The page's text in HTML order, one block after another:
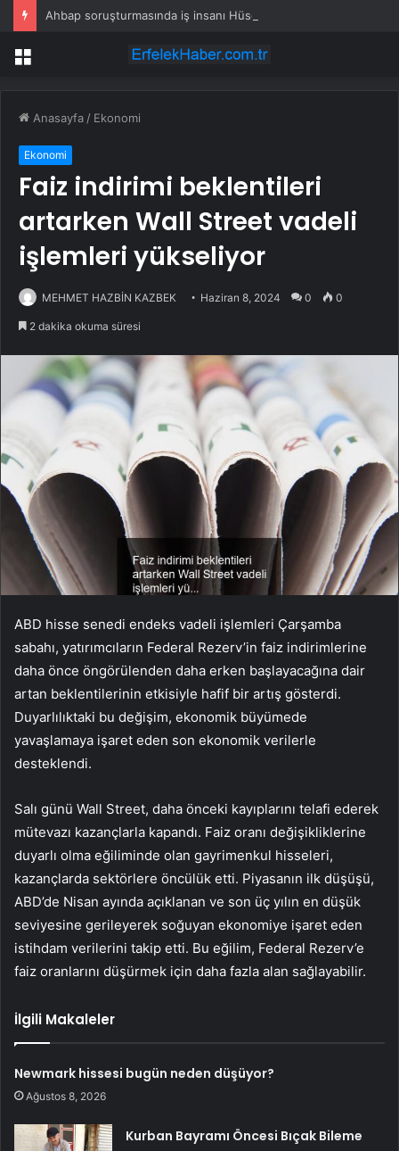
Menü
Anasayfa / Ekonomi
Ekonomi
Faiz indirimi beklentileri
artarken Wall Street vadeli
işlemleri yükseliyor
MEHMET HAZBİN KAZBEK Haziran 8, 2024 0 0
2 dakika okuma süresi
ABD hisse senedi endeks vadeli işlemleri Çarşamba
sabahı, yatırımcıların Federal Rezerv’in faiz indirimlerine
daha önce öngörülenden daha erken başlayacağına dair
artan beklentilerinin etkisiyle hafif bir artış gösterdi.
Duyarlılıktaki bu değişim, ekonomik büyümede
yavaşlamaya işaret eden son ekonomik verilerle
desteklendi.
Salı günü Wall Street, daha önceki kayıplarını telafi ederek
mütevazı kazançlarla kapandı. Faiz oranı değişikliklerine
duyarlı olma eğiliminde olan gayrimenkul hisseleri,
kazançlarda sektörlere öncülük etti. Piyasanın ilk düşüşü,
ABD’de Nisan ayında açıklanan ve son üç yılın en düşük
seviyesine gerileyerek soğuyan ekonomiye işaret eden
istihdam verilerini takip etti. Bu eğilim, Federal Rezerv’e
faiz oranlarını düşürmek için daha fazla alan sağlayabilir.
İlgili Makaleler
Newmark hissesi bugün neden düşüyor?
Ağustos 8, 2026
Kurban Bayramı Öncesi Bıçak Bileme